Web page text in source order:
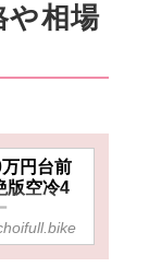
や相場
万円台前
版空冷4
本気で狙
が重要か